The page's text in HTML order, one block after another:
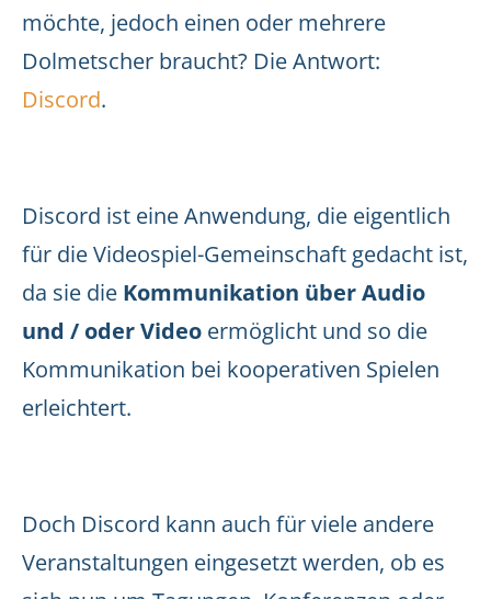
möchte, jedoch einen oder mehrere
Dolmetscher braucht? Die Antwort:
Discord.
Discord ist eine Anwendung, die eigentlich
für die Videospiel-Gemeinschaft gedacht ist,
da sie die Kommunikation über Audio
und / oder Video ermöglicht und so die
Kommunikation bei kooperativen Spielen
erleichtert.
Doch Discord kann auch für viele andere
Veranstaltungen eingesetzt werden, ob es